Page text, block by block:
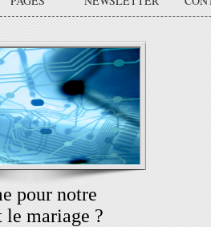
pour notre
le mariage ?